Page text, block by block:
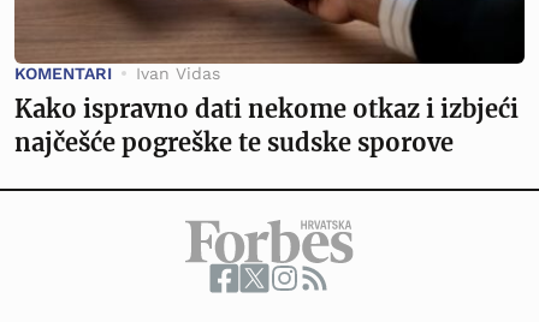
KOMENTARI Ivan Vidas
Kako ispravno dati nekome otkaz i izbjeći
najčešće pogreške te sudske sporove